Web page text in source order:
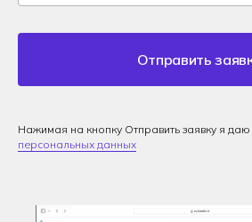
Отправить
Нажимая на кнопку Отправить заявку я даю
персональных данных